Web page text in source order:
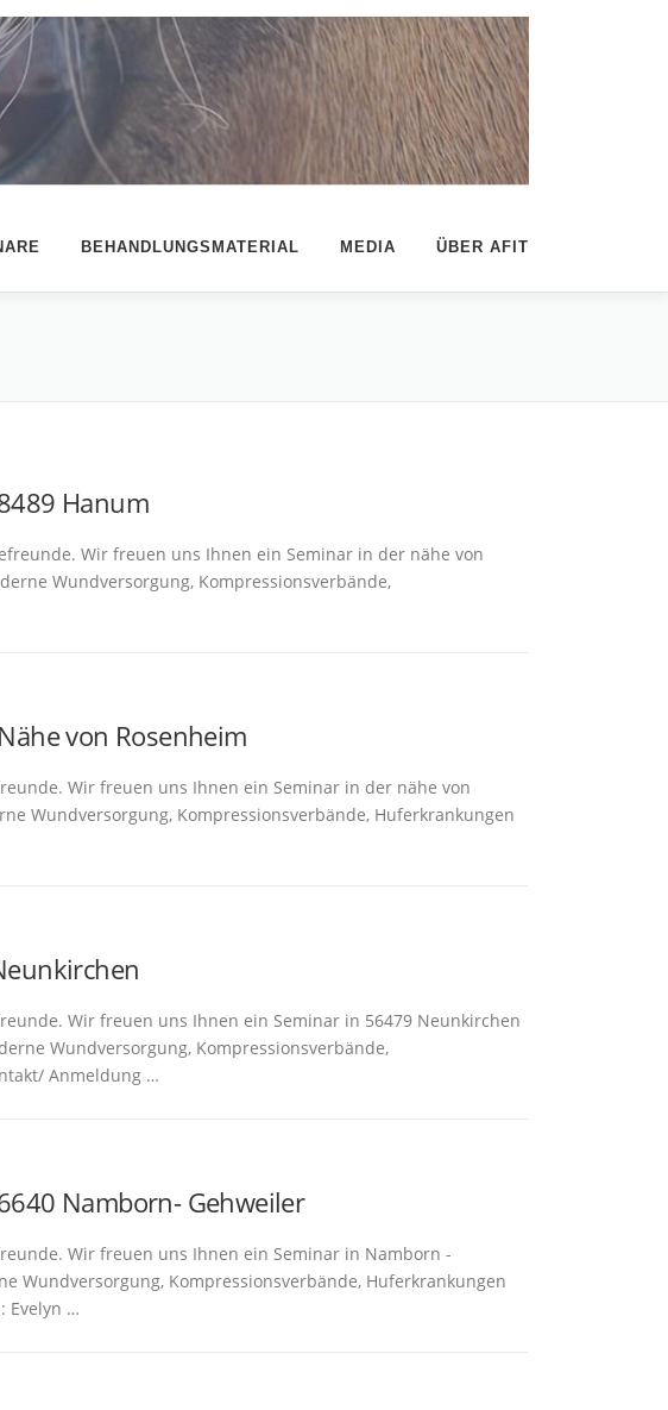
BEHANDLUNGSMATERIAL MEDIA ÜBER AFIT
Hanum
Wir freuen uns Ihnen ein Seminar in der nähe von
Wundversorgung, Kompressionsverbände,
von Rosenheim
Wir freuen uns Ihnen ein Seminar in der nähe von
Wundversorgung, Kompressionsverbände, Huferkrankungen
Wir freuen uns Ihnen ein Seminar in 56479 Neunkirchen
Wundversorgung, Kompressionsverbände,
Anmeldung …
Namborn- Gehweiler
Wir freuen uns Ihnen ein Seminar in Namborn -
Wundversorgung, Kompressionsverbände, Huferkrankungen
Evelyn …